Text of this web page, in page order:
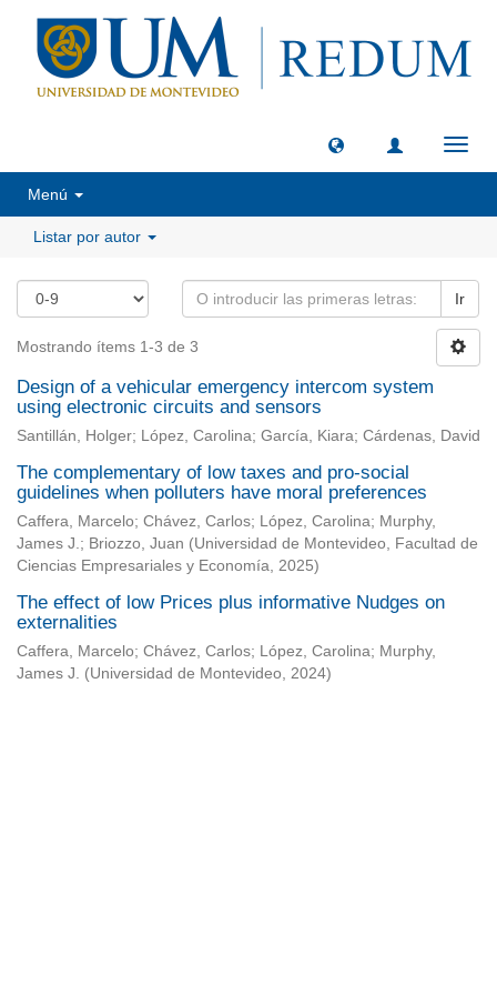
Menú
Listar por autor
Ir
Mostrando ítems 1-3 de 3
Design of a vehicular emergency intercom system
using electronic circuits and sensors
Santillán, Holger; López, Carolina; García, Kiara; Cárdenas, David
The complementary of low taxes and pro-social
guidelines when polluters have moral preferences
Caffera, Marcelo; Chávez, Carlos; López, Carolina; Murphy,
James J.; Briozzo, Juan (Universidad de Montevideo, Facultad de
Ciencias Empresariales y Economía, 2025)
The effect of low Prices plus informative Nudges on
externalities
Caffera, Marcelo; Chávez, Carlos; López, Carolina; Murphy,
James J. (Universidad de Montevideo, 2024)